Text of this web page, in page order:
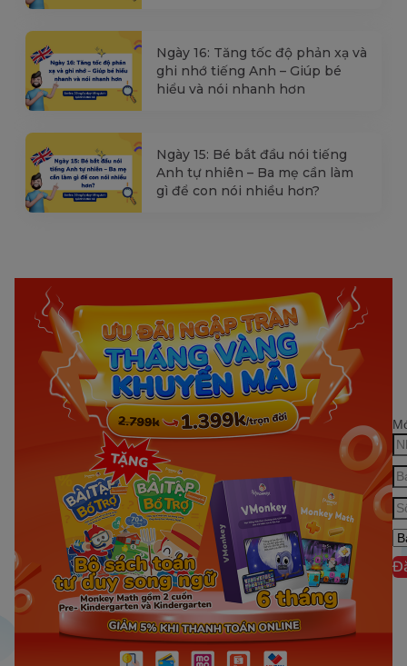
Ngày 16: Tăng tốc độ phản xạ và
ghi nhớ tiếng Anh – Giúp bé
hiểu và nói nhanh hơn
Ngày 15: Bé bắt đầu nói tiếng
Anh tự nhiên – Ba mẹ cần làm
gì để con nói nhiều hơn?